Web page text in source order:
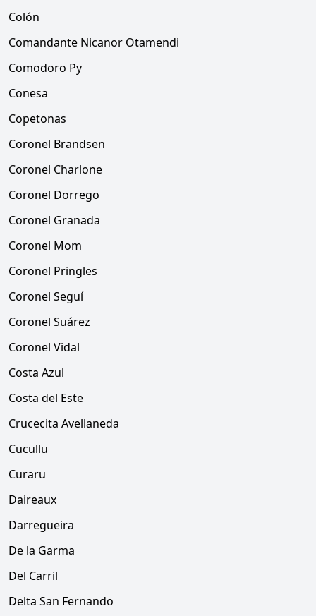
Colón
Comandante Nicanor Otamendi
Comodoro Py
Conesa
Copetonas
Coronel Brandsen
Coronel Charlone
Coronel Dorrego
Coronel Granada
Coronel Mom
Coronel Pringles
Coronel Seguí
Coronel Suárez
Coronel Vidal
Costa Azul
Costa del Este
Crucecita Avellaneda
Cucullu
Curaru
Daireaux
Darregueira
De la Garma
Del Carril
Delta San Fernando